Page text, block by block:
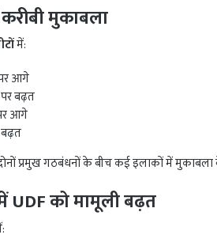
मुकाबला
में:
आगे
बढ़त
आगे
बढ़त
प्रमुख गठबंधनों के बीच कई इलाकों में मुकाबला
UDF को मामूली बढ़त